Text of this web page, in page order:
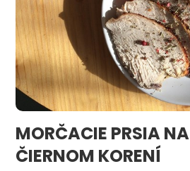
MORČACIE PRSIA NA
ČIERNOM KORENÍ